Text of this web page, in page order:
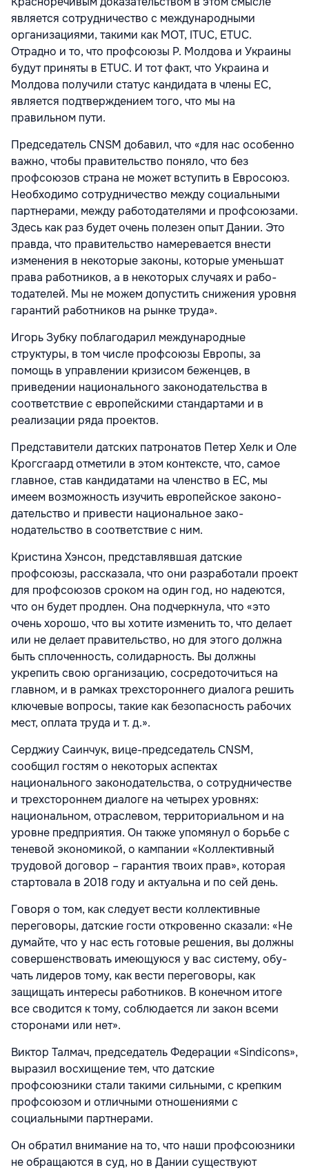
является сотрудничество с меж­дународными
организациями, такими как МОТ, ITUC, ETUC.
Отрадно и то, что профсо­юзы Р. Молдова и Украины
будут приняты в ETUC. И тот факт, что Украина и
Молдова получили статус кандидата в члены ЕС,
является подтверждением того, что мы на
правильном пути.
Председатель CNSM добавил, что «для нас особенно
важно, чтобы правительство поняло, что без
профсоюзов страна не может вступить в Евросоюз.
Необходимо сотрудничество между социальными
парт­нерами, между работодателями и профсо­юзами.
Здесь как раз будет очень полезен опыт Дании. Это
правда, что правительство намеревается внести
изменения в неко­торые законы, которые уменьшат
права работников, а в некоторых случаях и рабо­
тодателей. Мы не можем допустить сниже­ния уровня
гарантий работников на рынке труда».
Игорь Зубку поблагодарил междуна­родные
структуры, в том числе профсоюзы Европы, за
помощь в управлении кризисом беженцев, в
приведении национального законодательства в
соответствие с евро­пейскими стандартами и в
реализации ряда проектов.
Представители датских патронатов Петер Хелк и Оле
Крогсгаард отметили в этом контексте, что, самое
главное, став кандидатами на членство в ЕС, мы
имеем возможность изучить европейское законо­
дательство и привести национальное зако­
нодательство в соответствие с ним.
Кристина Хэнсон, представлявшая дат­ские
профсоюзы, рассказала, что они раз­работали проект
для профсоюзов сроком на один год, но надеются,
что он будет продлен. Она подчеркнула, что «это
очень хорошо, что вы хотите изменить то, что делает
или не делает правительство, но для этого должна
быть сплоченность, солидарность. Вы должны
укрепить свою организацию, сосредоточиться на
глав­ном, и в рамках трехстороннего диалога решить
ключевые вопросы, такие как безопасность рабочих
мест, оплата труда и т. д.».
Серджиу Саинчук, вице-председатель CNSM,
сообщил гостям о некоторых аспек­тах
национального законодательства, о сотрудничестве
и трехстороннем диалоге на четырех уровнях:
национальном, отраслевом, территориальном и на
уровне предприятия. Он также упомянул о борьбе с
теневой экономикой, о кампании «Кол­лективный
трудовой договор – гарантия твоих прав», которая
стартовала в 2018 году и актуальна и по сей день.
Говоря о том, как следует вести коллек­тивные
переговоры, датские гости откро­венно сказали: «Не
думайте, что у нас есть готовые решения, вы должны
совершенствовать имеющуюся у вас систему, обу­
чать лидеров тому, как вести переговоры, как
защищать интересы работников. В конечном итоге
все сводится к тому, соб­людается ли закон всеми
сторонами или нет».
Виктор Талмач, председатель Федера­ции «Sindicons»,
выразил восхищение тем, что датские
профсоюзники стали такими сильными, с крепким
профсоюзом и отлич­ными отношениями с
социальными пар­тнерами.
Он обратил внимание на то, что наши профсоюзники
не обращаются в суд, но в Дании существуют